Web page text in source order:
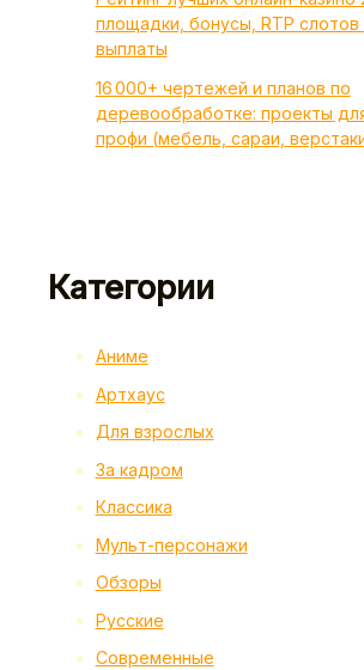
площадки, бонусы, RTP
выплаты
16 000+ чертежей и планов по
деревообработке: проекты
профи (мебель, сараи,
Категории
Аниме
Артхаус
Для взрослых
За кадром
Классика
Мульт-персонажи
Обзоры
Русские
Современные